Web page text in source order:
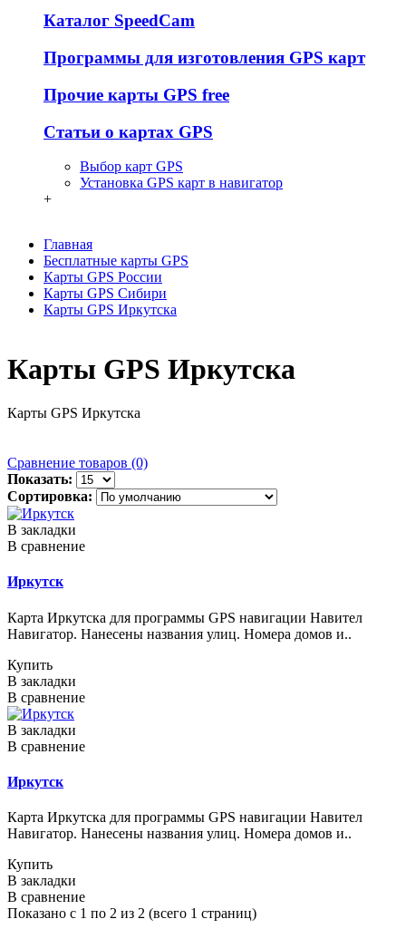
Каталог SpeedCam
Программы для изготовления GPS карт
Прочие карты GPS free
Статьи о картах GPS
Выбор карт GPS
Установка GPS карт в навигатор
+
Главная
Бесплатные карты GPS
Карты GPS России
Карты GPS Сибири
Карты GPS Иркутска
Карты GPS Иркутска
Карты GPS Иркутска
Сравнение товаров (0)
Показать:
Сортировка:
В закладки
В сравнение
Иркутск
Карта Иркутска для программы GPS навигации Навител
Навигатор. Нанесены названия улиц. Номера домов и..
Купить
В закладки
В сравнение
В закладки
В сравнение
Иркутск
Карта Иркутска для программы GPS навигации Навител
Навигатор. Нанесены названия улиц. Номера домов и..
Купить
В закладки
В сравнение
Показано с 1 по 2 из 2 (всего 1 страниц)